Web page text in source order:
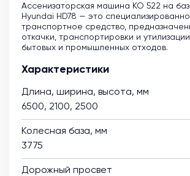
Ассенизаторская машина KO 522 на
Hyundai HD78 — это
транспортное средство,
откачки, транспортировки и
бытовых и промышленных отходов.
Характеристики
Длина, ширина, высота, мм
6500, 2100, 2500
Колесная база, мм
3775
Дорожный просвет